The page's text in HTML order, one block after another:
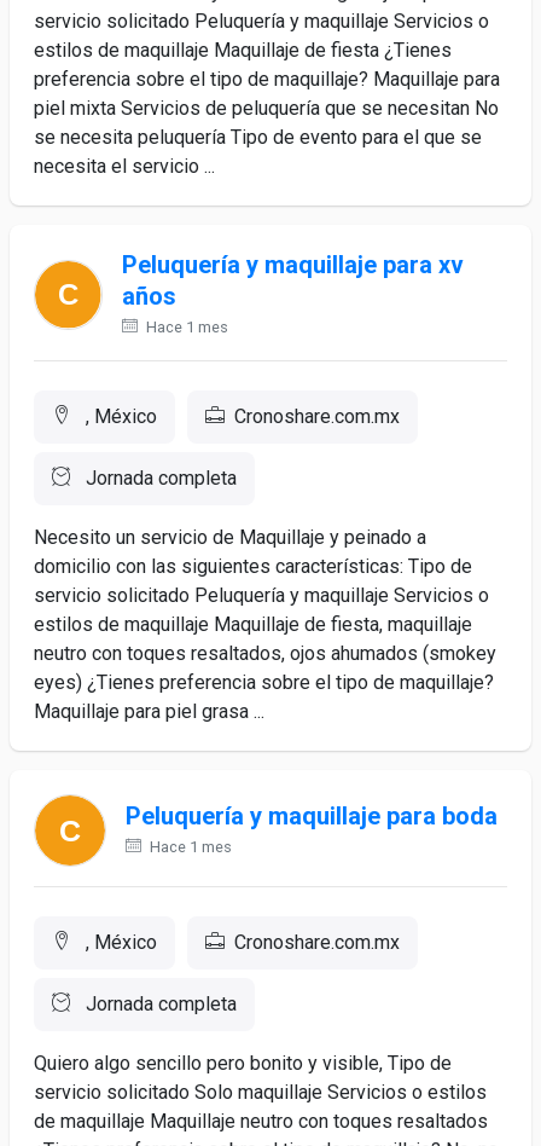
servicio solicitado Peluquería y maquillaje Servicios o
estilos de maquillaje Maquillaje de fiesta ¿Tienes
preferencia sobre el tipo de maquillaje? Maquillaje para
piel mixta Servicios de peluquería que se necesitan No
se necesita peluquería Tipo de evento para el que se
necesita el servicio ...
Peluquería y maquillaje para xv
años
Hace 1 mes
, México Cronoshare.com.mx
Jornada completa
Necesito un servicio de Maquillaje y peinado a
domicilio con las siguientes características: Tipo de
servicio solicitado Peluquería y maquillaje Servicios o
estilos de maquillaje Maquillaje de fiesta, maquillaje
neutro con toques resaltados, ojos ahumados (smokey
eyes) ¿Tienes preferencia sobre el tipo de maquillaje?
Maquillaje para piel grasa ...
Peluquería y maquillaje para boda
Hace 1 mes
, México Cronoshare.com.mx
Jornada completa
Quiero algo sencillo pero bonito y visible, Tipo de
servicio solicitado Solo maquillaje Servicios o estilos
de maquillaje Maquillaje neutro con toques resaltados